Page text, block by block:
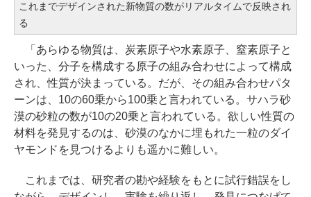
これまでデザインされた新物質の数がリアルタイムで反映され
る
「あらゆる物質は、炭素原子や水素原子、窒素原子と
いった、分子を構成する原子の組み合わせによって構成
され、性質が決まっている。だが、その組み合わせパタ
ーンは、10の60乗から100乗と言われている。サハラ砂
漠の砂粒の数が10の20乗と言われている。欲しい性質の
材料を発見するのは、砂漠のなかに埋もれた一粒のダイ
ヤモンドを見つけるよりも遥かに難しい。
これまでは、研究者の勘や経験をもとに試行錯誤をし